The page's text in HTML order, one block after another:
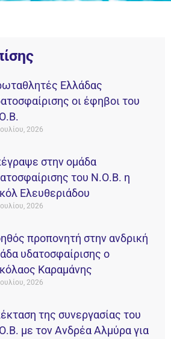
Ελλάδας
οι έφηβοι του
2026
στην ομάδα
του Ν.Ο.Β. η
Ελευθεριάδου
2026
προπονητή στην ανδρική
υδατοσφαίρισης ο
Καραμάνης
2026
της συνεργασίας του
με τον Ανδρέα Αλμύρα για